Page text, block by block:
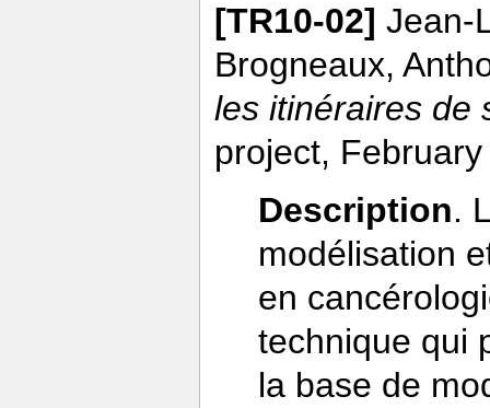
[TR10-02] Jean-
Brogneaux,
les itinéraires de
project,
Description.
modélisation
en
technique qui
la base de